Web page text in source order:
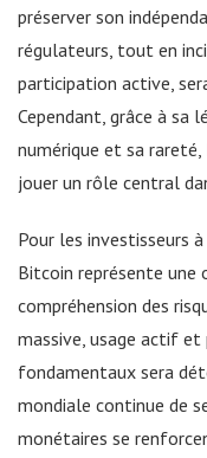
préserver son
régulateurs, tout en
participation active,
Cependant, grâce à sa
numérique et sa
jouer un rôle central
Pour les investisseurs
Bitcoin représente une
compréhension des
massive, usage actif et
fondamentaux sera
mondiale continue de
monétaires se